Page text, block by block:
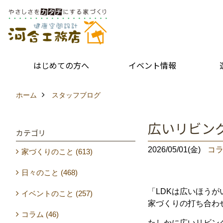
はじめての方へ イベント情報
ホーム スタッフブログ
広いリビン
2026/05/01(金) コ
「 LDKは広いほうが
家づくり の打ち合わ
カテゴリ
家づくりのこと (613)
日々のこと (468)
イベントのこと (257)
コラム (46)